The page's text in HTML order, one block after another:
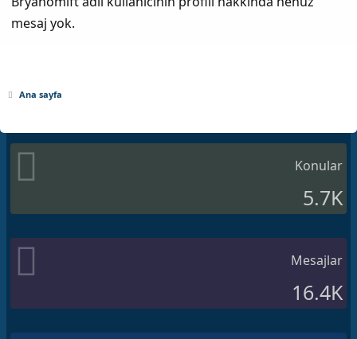
mesaj yok.
Ana sayfa
Konular
5.7K
Mesajlar
16.4K